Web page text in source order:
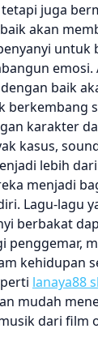
juga
akan
untuk
emosi.
baik
berkembang
karakter
kasus,
lebih
menjadi
Lagu-lagu
berbakat
penggemar,
kehidupan
lanaya88
mudah
dari film